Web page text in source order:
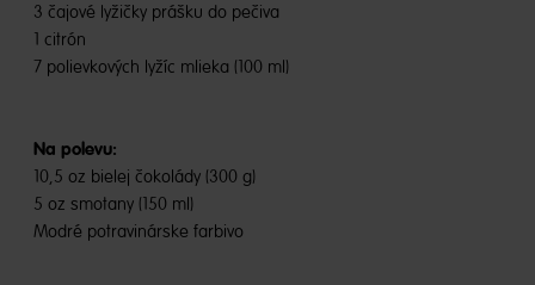
3 čajové lyžičky prášku do pečiva
1 citrón
7 polievkových lyžíc mlieka (100 ml)
Na polevu:
10,5 oz bielej čokolády (300 g)
5 oz smotany (150 ml)
Modré potravinárske farbivo